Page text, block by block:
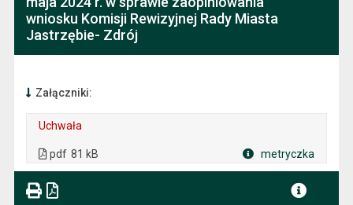
wniosku Komisji Rewizyjnej Rady Miasta
Jastrzębie- Zdrój
Załączniki:
Uchwała
pdf 81 kB metryczka